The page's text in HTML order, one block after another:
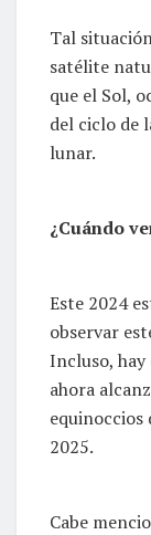
Tal
satélite
que el Sol,
del ciclo de
lunar.
¿Cuándo
Este 2024
observar
Incluso,
ahora
equinoccios
2025.
Cabe